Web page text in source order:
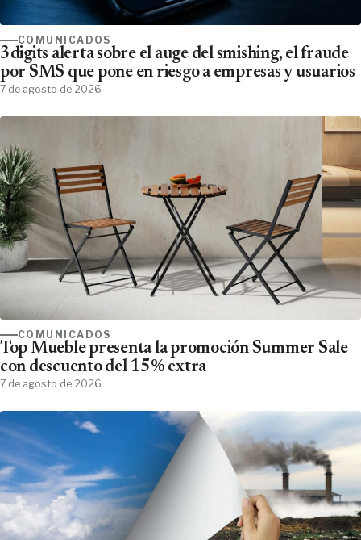
COMUNICADOS
3digits alerta sobre el auge del smishing, el fraude
por SMS que pone en riesgo a empresas y usuarios
7 de agosto de 2026
COMUNICADOS
Top Mueble presenta la promoción Summer Sale
con descuento del 15% extra
7 de agosto de 2026